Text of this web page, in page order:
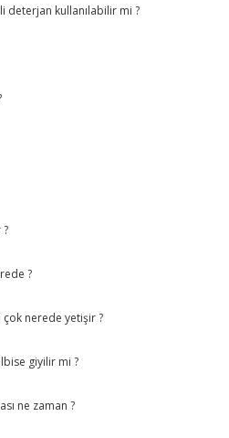
deterjan kullanılabilir mi ?
?
çok nerede yetişir ?
giyilir mi ?
ne zaman ?